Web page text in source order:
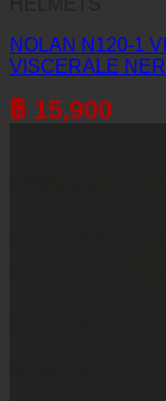
NOLAN N120-1
VISCERALE
฿ 15,900